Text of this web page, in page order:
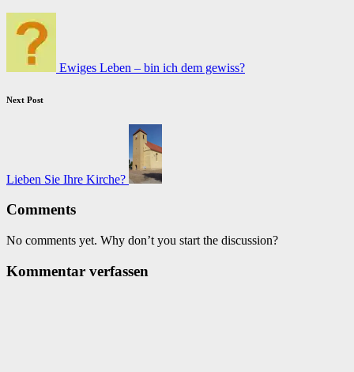
navigation
Ewiges Leben – bin ich dem gewiss?
Next Post
Lieben Sie Ihre Kirche?
Comments
No comments yet. Why don’t you start the discussion?
Kommentar verfassen